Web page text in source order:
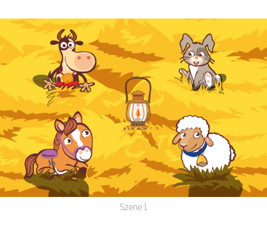
Szene 1